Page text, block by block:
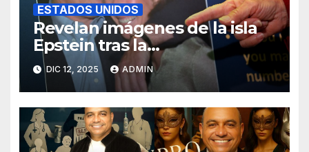
ESTADOS UNIDOS
Revelan imágenes de la isla
Epstein tras la
desclasificación de Trump
DIC 12, 2025 ADMIN